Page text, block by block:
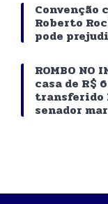
Convenção
Roberto
pode
ROMBO NO
casa de R$
transferido
senador